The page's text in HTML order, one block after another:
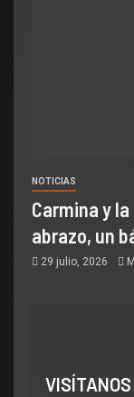
NOTICIAS
Carmina y
abrazo, un
29 julio, 2026
VISÍTANOS